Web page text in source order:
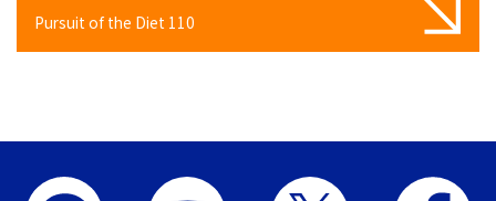
Pursuit of the Diet 110